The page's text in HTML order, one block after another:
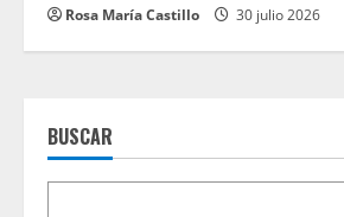
Rosa María Castillo 30 julio 2026
BUSCAR